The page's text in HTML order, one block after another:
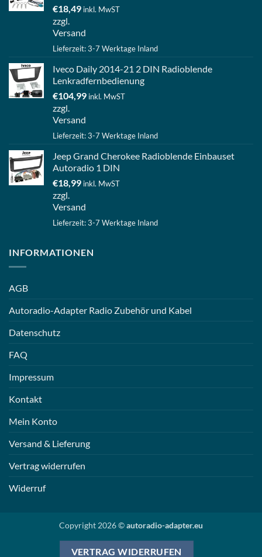
€18,49 inkl. MwST
zzgl.
Versand
Lieferzeit: 3-7 Werktage Inland
Iveco Daily 2014-21 2 DIN Radioblende
Lenkradfernbedienung
€104,99 inkl. MwST
zzgl.
Versand
Lieferzeit: 3-7 Werktage Inland
Jeep Grand Cherokee Radioblende Einbauset
Autoradio 1 DIN
€18,99 inkl. MwST
zzgl.
Versand
Lieferzeit: 3-7 Werktage Inland
INFORMATIONEN
AGB
Autoradio-Adapter Radio Zubehör und Kabel
Datenschutz
FAQ
Impressum
Kontakt
Mein Konto
Versand & Lieferung
Vertrag widerrufen
Widerruf
Copyright 2026 ©autoradio-adapter.eu
VERTRAG WIDERRUFEN